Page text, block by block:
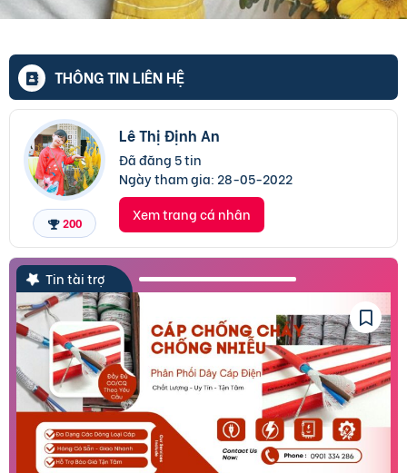
THÔNG TIN LIÊN HỆ
200
Lê Thị Định An
Đã đăng 5 tin
Ngày tham gia: 28-05-2022
Xem trang cá nhân
Tin tài trợ